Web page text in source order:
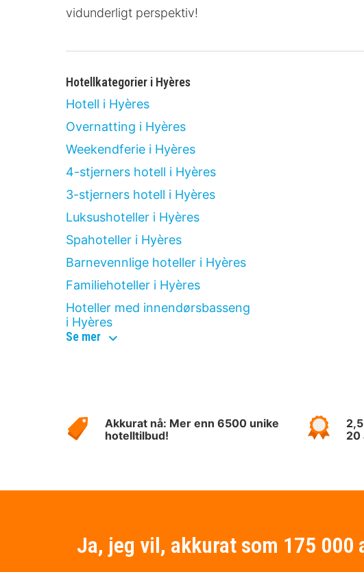
vidunderligt perspektiv!
Hotellkategorier i Hyères
Hotell i Hyères
Overnatting i Hyères
Weekendferie i Hyères
4-stjerners hotell i Hyères
3-stjerners hotell i Hyères
Luksushoteller i Hyères
Spahoteller i Hyères
Barnevennlige hoteller i Hyères
Familiehoteller i Hyères
Hoteller med innendørsbasseng
i Hyères
Se merhotellkategorier
Akkurat nå: Mer enn 6500 unike
hotelltilbud!
20
Ja, jeg vil, akkurat som 175